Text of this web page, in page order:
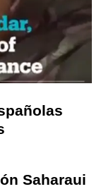
Saharaui